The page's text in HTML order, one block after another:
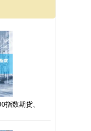
数期货、